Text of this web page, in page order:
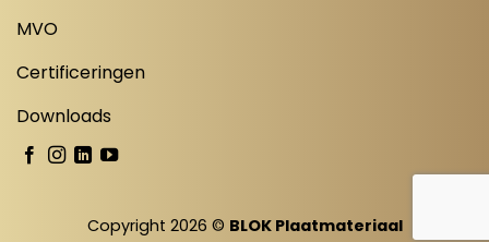
MVO
Certificeringen
Downloads
Copyright 2026 © BLOK Plaatmateriaal